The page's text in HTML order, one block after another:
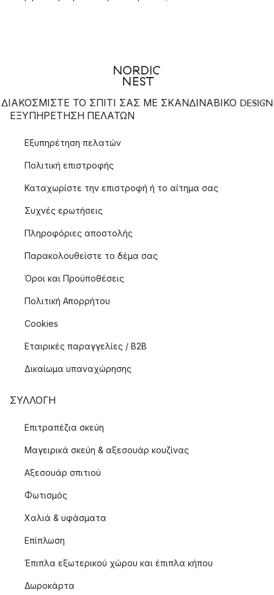
ΔΙΑΚΟΣΜΙΣΤΕ ΤΟ ΣΠΙΤΙ ΣΑΣ ΜΕ ΣΚΑΝΔΙΝΑΒΙΚΟ DESIGN
ΕΞΥΠΗΡΈΤΗΣΗ ΠΕΛΑΤΏΝ
Εξυπηρέτηση πελατών
Πολιτική επιστροφής
Καταχωρίστε την επιστροφή ή το αίτημα σας
Συχνές ερωτήσεις
Πληροφόριες αποστολής
Παρακολουθείστε το δέμα σας
Όροι και Προϋποθέσεις
Πολιτική Απορρήτου
Cookies
Εταιρικές παραγγελίες / B2B
Δικαίωμα υπαναχώρησης
ΣΥΛΛΟΓΉ
Επιτραπέζια σκεύη
Μαγειρικά σκεύη & αξεσουάρ κουζίνας
Αξεσουάρ σπιτιού
Φωτισμός
Χαλιά & υφάσματα
Επίπλωση
Έπιπλα εξωτερικού χώρου και έπιπλα κήπου
Δωροκάρτα